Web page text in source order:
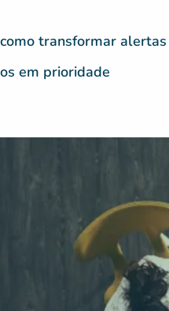
transformar alertas
em prioridade